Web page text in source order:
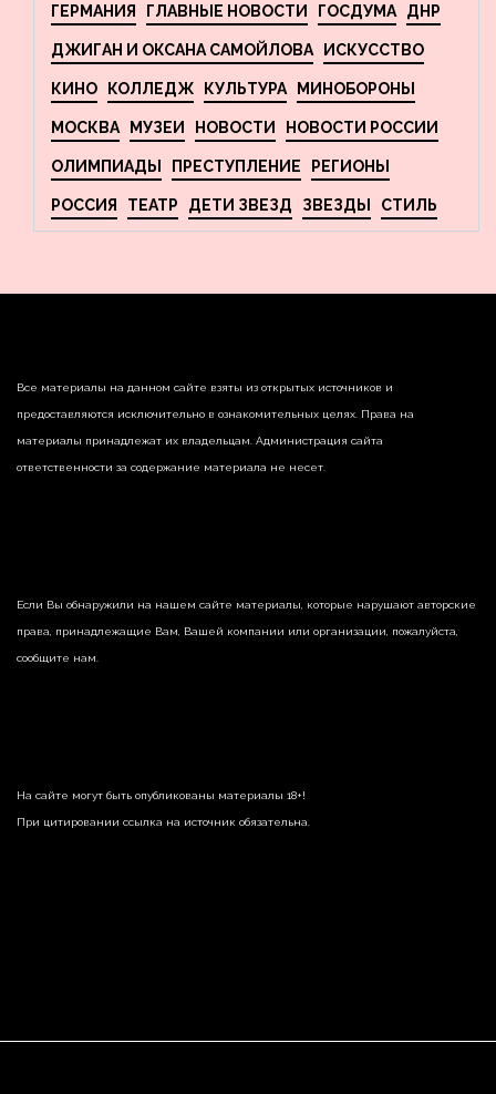
ГЕРМАНИЯ ГЛАВНЫЕ НОВОСТИ ГОСДУМА ДНР
ДЖИГАН И ОКСАНА САМОЙЛОВА ИСКУССТВО
КИНО КОЛЛЕДЖ КУЛЬТУРА МИНОБОРОНЫ
МОСКВА МУЗЕИ НОВОСТИ НОВОСТИ РОССИИ
ОЛИМПИАДЫ ПРЕСТУПЛЕНИЕ РЕГИОНЫ
РОССИЯ ТЕАТР ДЕТИ ЗВЕЗД ЗВЕЗДЫ СТИЛЬ
Все материалы на данном сайте взяты из открытых источников и
предоставляются исключительно в ознакомительных целях. Права на
материалы принадлежат их владельцам. Администрация сайта
ответственности за содержание материала не несет.
Если Вы обнаружили на нашем сайте материалы, которые нарушают авторские
права, принадлежащие Вам, Вашей компании или организации, пожалуйста,
сообщите нам.
На сайте могут быть опубликованы материалы 18+!
При цитировании ссылка на источник обязательна.